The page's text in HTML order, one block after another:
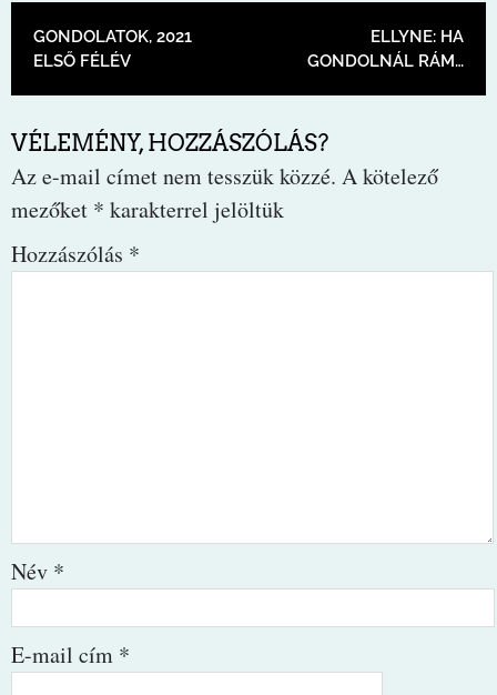
BEJEGYZÉS NAVIGÁCIÓ
GONDOLATOK, 2021
ELSŐ FÉLÉV
ELLYNE: HA
GONDOLNÁL RÁM…
VÉLEMÉNY, HOZZÁSZÓLÁS?
Az e-mail címet nem tesszük közzé. A kötelező
mezőket * karakterrel jelöltük
Hozzászólás *
Név *
E-mail cím *